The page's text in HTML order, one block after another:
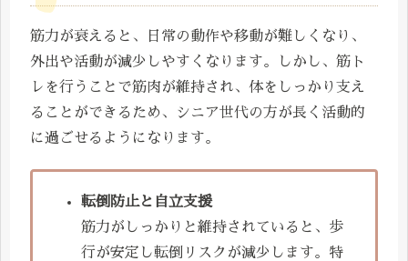
筋力が衰えると、日常の動作や移動が難しくなり、
外出や活動が減少しやすくなります。しかし、筋ト
レを行うことで筋肉が維持され、体をしっかり支え
ることができるため、シニア世代の方が長く活動的
に過ごせるようになります。
転倒防止と自立支援
筋力がしっかりと維持されていると、歩
行が安定し転倒リスクが減少します。特